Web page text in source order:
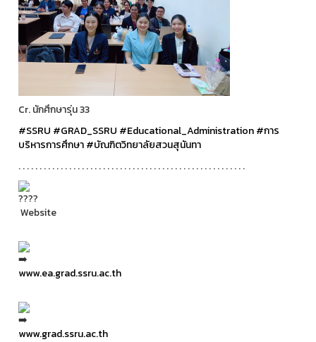
Cr. นักศึกษารุ่น 33
#SSRU #GRAD_SSRU #Educational_Administration#การ
บริหารการศึกษา#บัณฑิตวิทยาลัยสวนสุนันทา
. . . . . . . . . . . . . . . . . . . . . . . . . . . . . . . . . . . . . . . . . . . . . . . . . . . . . .
Website
www.ea.grad.ssru.ac.th
www.grad.ssru.ac.th